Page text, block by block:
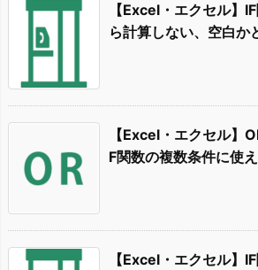
【Excel・エクセル】
ら計算しない、空白か
【Excel・エクセル】
F関数の複数条件に使
【Excel・エクセル】